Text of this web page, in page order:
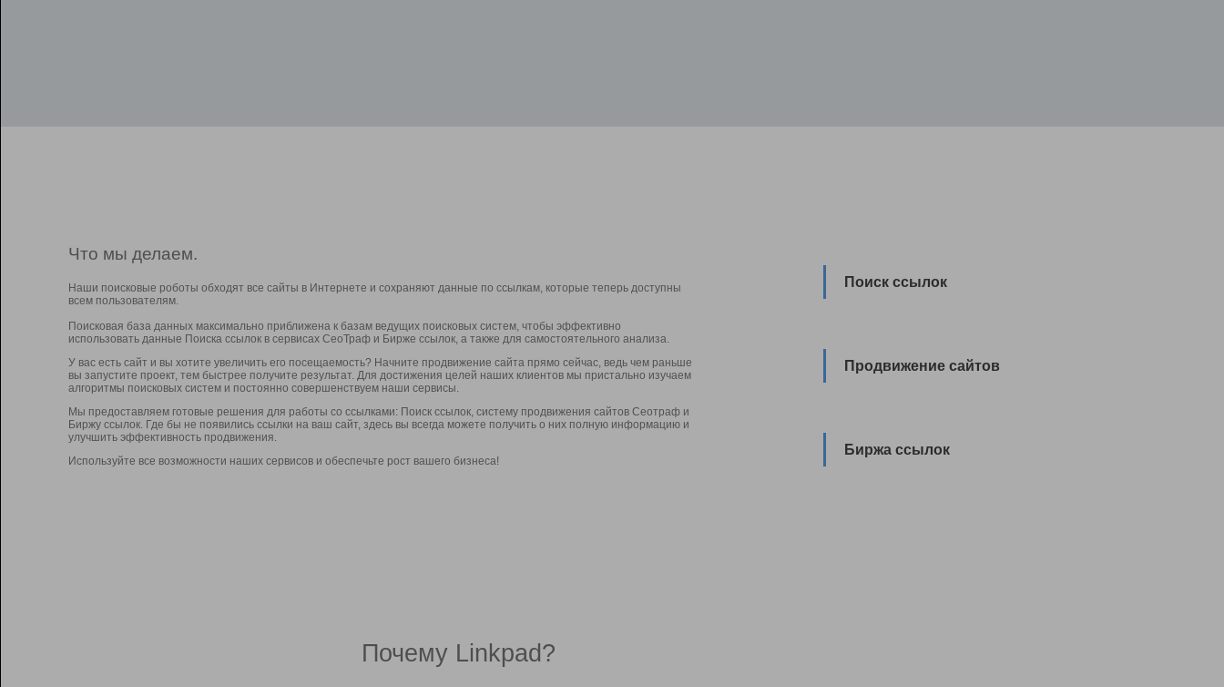
Что мы делаем.
Наши поисковые роботы обходят все сайты в Интернете и сохраняют данные по ссылкам, которые теперь доступны
всем пользователям.
Поисковая база данных максимально приближена к базам ведущих поисковых систем, чтобы эффективно
использовать данные Поиска ссылок в сервисах СеоТраф и Бирже ссылок, а также для самостоятельного анализа.
У вас есть сайт и вы хотите увеличить его посещаемость? Начните продвижение сайта прямо сейчас, ведь чем раньше
вы запустите проект, тем быстрее получите результат. Для достижения целей наших клиентов мы пристально изучаем
алгоритмы поисковых систем и постоянно совершенствуем наши сервисы.
Мы предоставляем готовые решения для работы со ссылками: Поиск ссылок, систему продвижения сайтов Сеотраф и
Биржу ссылок. Где бы не появились ссылки на ваш сайт, здесь вы всегда можете получить о них полную информацию и
улучшить эффективность продвижения.
Используйте все возможности наших сервисов и обеспечьте рост вашего бизнеса!
Поиск ссылок
Продвижение сайтов
Биржа ссылок
Почему Linkpad?